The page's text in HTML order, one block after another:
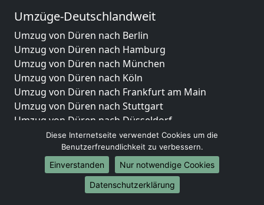
Umzüge-Deutschlandweit
Umzug von Düren nach Berlin
Umzug von Düren nach Hamburg
Umzug von Düren nach München
Umzug von Düren nach Köln
Umzug von Düren nach Frankfurt am Main
Umzug von Düren nach Stuttgart
Umzug von Düren nach Düsseldorf
Umzug von Düren nach Leipzig
Umzug von Düren nach Dortmund
Umzug von Düren nach Essen
Umzug von Düren nach Bremen
Umzug von Düren nach Dresden
Diese Internetseite verwendet Cookies um die
Benutzerfreundlichkeit zu verbessern.
Einverstanden
Nur notwendige Cookies
Datenschutzerklärung